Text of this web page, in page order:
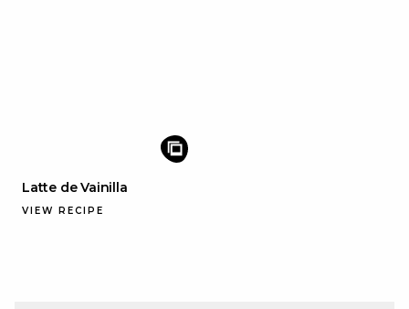
Latte de Vainilla
VIEW RECIPE